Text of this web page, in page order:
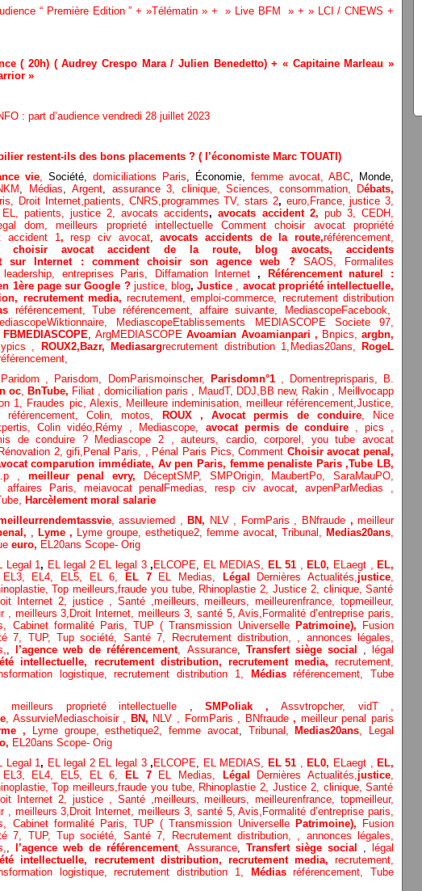
“ Première Edition ” + »Télématin » + » Live BFM » + » LCI / CNEWS +
( 20h) ( Audrey Crespo Mara / Julien Benedetto) + « Capitaine Marleau »
»
: part d’audience vendredi 28 juillet 2023
restent-ils des bons placements ? ( l’économiste Marc TOUATI)
vie Société, domiciliations Paris , Économie, femme avocat, ABC , Monde,
Médias Argent assurance 3, clinique, Sciences, consommation, Débats,
Droit Internet, patients , CNRS,programmes TV,stars 2, euro, France,justice 3
, patients, justice 2,avocats accidents,avocats accident 2, pub 3, CEDH
dom,meilleurs proprieté intellectuelleComment choisir avocat propriété
accident 1,resp civ avocat,avocats accidents de la route,référencement,
choisir avocat accident de la route, blog avocats, accidents
sur Internet : comment choisir son agence web ? SAOS
Formalites
entreprises Paris Diffamation Internet, Référencement naturel :
1ère page sur Google ? justice, blog,Justice
avocat propriété intellectuelle,
recrutement media,recrutement,emploi-commerce, recrutement distribution
référencement,Tube référencement, affaire suivante, MediascopeFacebook,
MediascopeEtablissements MEDIASCOPE Societe 97,
FBMEDIASCOPE ,ArgMEDIASCOPEAvoamian Avoamianpari , Bnpics,argbn,
, ROUX2,Bazr,Mediasargrecrutement distribution1, Medias20ans,RogeL
Paridom , Parisdom, DomParismoinscher, Parisdomn°1 Domentreprisparis, B.
oc, BnTube, Filiat,domiciliation paris MaudT, DDJ, BB new, Rakin , Meillvocapp
1, Fraudes pic, Alexis Meilleure indeminisation, meilleur référencement ,Justice
référencement, Colin ,motos, ROUX , Avocat permis de conduire, Nice
Colin vidéo, Rémy Mediascope, avocat permis de conduire, pics
de conduire ? Mediascope 2 ,auteurs, cardio,corporel, you tube avocat
2, gifi, Penal Paris, Pénal Paris Pics,Comment Choisir avocat penal,
comparution immédiate, Av pen Paris, femme penaliste Paris,Tube LB,
, meilleur penal evry, DéceptSMP, SMPOrigin, MaubertPo,SaraMauPO,
affaires Paris, meiavocat penalFmedias,resp civ avocat ,avpenParMedias ,
Harcèlement moral salarie
,assuviemed ,BN, NLV , FormParis , BNfraude ,meilleur
Lyme , Lyme groupe, esthetique2, femme avocat Tribunal, Medias20ans
euro, EL20ans Scope- Orig
Legal 1, EL legal 2 EL legal 3,ELCOPE EL MEDIAS, EL 51 ,EL0, ELaegt ,EL,
EL3, EL4, EL5, EL 6,EL 7 EL Medias, Légal DernièresActualités, justice
,Top meilleurs ,fraude you tube, Rhinoplastie 2 Justice 2, clinique,Santé
Internet 2 justice, Santé , meilleurs ,meilleurs ,meilleurenfrance,topmeilleur,
, meilleurs 3, Droit Internet ,meilleurs 3, santé 5,Avis Formalité d’entreprise paris,
Cabinet formalité Paris,TUP ( Transmission Universelle Patrimoine), Fusion
7, TUP, Tup société, Santé 7, Recrutement distribution,
annonces légales,
,l’agence web de référencement, Assurance, Transfert siège social ,légal
intellectuelle, recrutement distribution, recrutement media, recrutement,
logistique,recrutement distribution 1, Médiasréférencement, Tube
meilleurs proprieté intellectuelle SMPoliak , Assvtropcher, vidT ,
AssurvieMediaschoisir , BN, NLV , FormParis , BNfraude, meilleur penal paris
, Lyme groupe,esthetique2, femme avocat, Tribunal,Medias20ans
Legal
EL20ans Scope- Orig
Legal 1, EL legal 2 EL legal 3,ELCOPE EL MEDIAS, EL 51 ,EL0, ELaegt ,EL,
EL3, EL4, EL5, EL 6,EL 7 EL Medias, Légal DernièresActualités, justice
,Top meilleurs ,fraude you tube, Rhinoplastie 2 Justice 2, clinique,Santé
Internet 2 justice, Santé , meilleurs ,meilleurs ,meilleurenfrance,topmeilleur,
, meilleurs 3, Droit Internet ,meilleurs 3, santé 5,Avis Formalité d’entreprise paris,
Cabinet formalité Paris,TUP ( Transmission Universelle Patrimoine), Fusion
7, TUP, Tup société, Santé 7, Recrutement distribution,
annonces légales,
,l’agence web de référencement, Assurance, Transfert siège social ,légal
intellectuelle, recrutement distribution, recrutement media, recrutement,
logistique,recrutement distribution 1, Médiasréférencement, Tube